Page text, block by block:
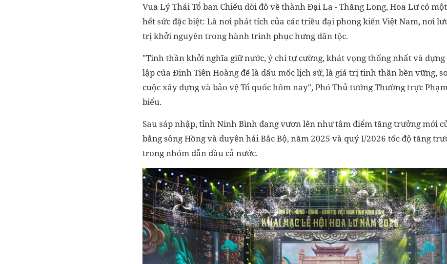
Vua Lý Thái Tổ ban Chiếu dời đô về thành Đại La - Thăng Long, Hoa Lư có
hết sức đặc biệt: Là nơi phát tích của các triều đại phong kiến Việt Nam, nơi
trị khởi nguyên trong hành trình phục hưng dân tộc.
"Tinh thần khởi nghĩa giữ nước, ý chí tự cường, khát vọng thống nhất và dựng
lập của Đinh Tiên Hoàng đế là dấu mốc lịch sử, là giá trị tinh thần bền vững,
cuộc xây dựng và bảo vệ Tổ quốc hôm nay", Phó Thủ tướng Thường trực
biểu.
Sau sáp nhập, tỉnh Ninh Bình đang vươn lên như tâm điểm tăng trưởng mới
bằng sông Hồng và duyên hải Bắc Bộ, năm 2025 và quý I/2026 tốc độ tăng
trong nhóm dẫn đầu cả nước.